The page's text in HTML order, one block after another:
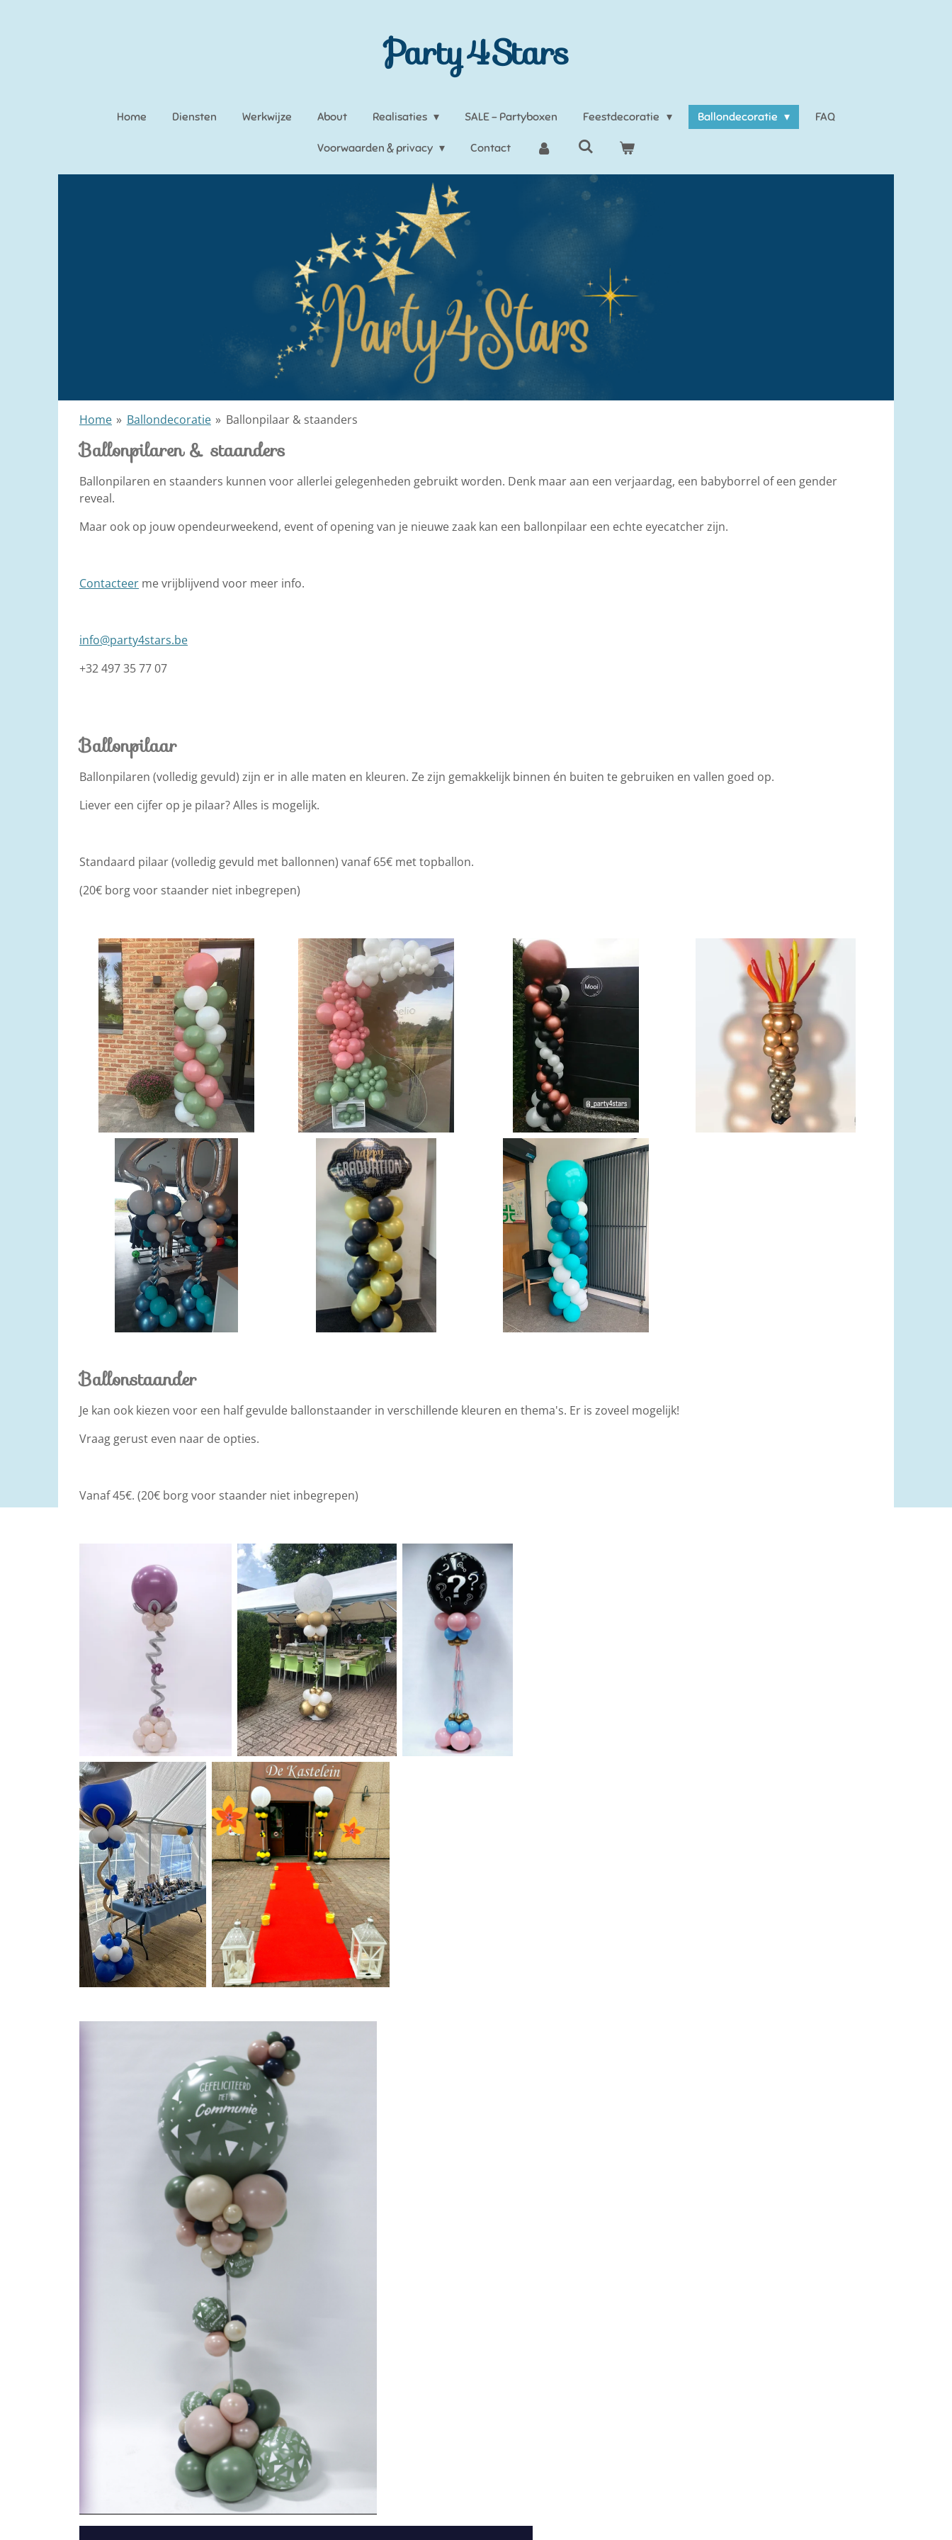
Party4Stars
Home Diensten Werkwijze About Realisaties SALE - Partyboxen Feestdecoratie Ballondecoratie FAQ
Voorwaarden & privacy Contact
Home » Ballondecoratie » Ballonpilaar & staanders
Ballonpilaren & staanders
Ballonpilaren en staanders kunnen voor allerlei gelegenheden gebruikt worden. Denk maar aan een verjaardag, een babyborrel of een gender
reveal.
Maar ook op jouw opendeurweekend, event of opening van je nieuwe zaak kan een ballonpilaar een echte eyecatcher zijn.
Contacteer me vrijblijvend voor meer info.
info@party4stars.be
+32 497 35 77 07
Ballonpilaar
Ballonpilaren (volledig gevuld) zijn er in alle maten en kleuren. Ze zijn gemakkelijk binnen én buiten te gebruiken en vallen goed op.
Liever een cijfer op je pilaar? Alles is mogelijk.
Standaard pilaar (volledig gevuld met ballonnen) vanaf 65€ met topballon.
(20€ borg voor staander niet inbegrepen)
Ballonstaander
Je kan ook kiezen voor een half gevulde ballonstaander in verschillende kleuren en thema's. Er is zoveel mogelijk!
Vraag gerust even naar de opties.
Vanaf 45€. (20€ borg voor staander niet inbegrepen)